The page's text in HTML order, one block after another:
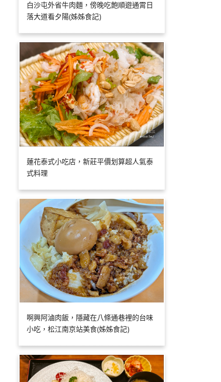
白沙屯外省牛肉麵，傍晚吃飽順遊通霄日
落大道看夕陽(姊姊食記)
蓮花泰式小吃店，新莊平價划算超人氣泰
式料理
啊興阿滷肉飯，隱藏在八條通巷裡的台味
小吃，松江南京站美食(姊姊食記)